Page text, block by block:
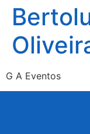
G A Eventos